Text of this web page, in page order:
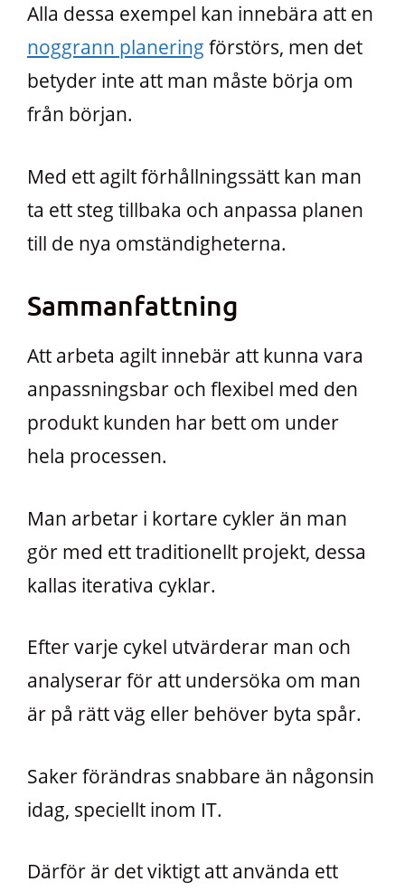
Alla dessa exempel kan innebära att en
noggrann planering förstörs, men det
betyder inte att man måste börja om
från början.
Med ett agilt förhållningssätt kan man
ta ett steg tillbaka och anpassa planen
till de nya omständigheterna.
Sammanfattning
Att arbeta agilt innebär att kunna vara
anpassningsbar och flexibel med den
produkt kunden har bett om under
hela processen.
Man arbetar i kortare cykler än man
gör med ett traditionellt projekt, dessa
kallas iterativa cyklar.
Efter varje cykel utvärderar man och
analyserar för att undersöka om man
är på rätt väg eller behöver byta spår.
Saker förändras snabbare än någonsin
idag, speciellt inom IT.
Därför är det viktigt att använda ett